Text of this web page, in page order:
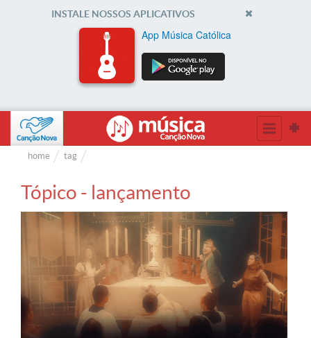
INSTALE NOSSOS APLICATIVOS
App Música Católica
home tag
Tópico - lançamento